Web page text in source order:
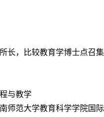
长，
比较教育学博士点召
与教学
师范大学教育科学学院国